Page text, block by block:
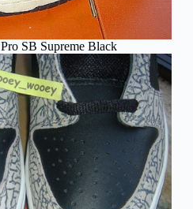
SB Supreme Black